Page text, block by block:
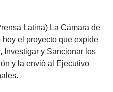
Latina) La Cámara de
el proyecto que expide
Investigar y Sancionar los
y la envió al Ejecutivo